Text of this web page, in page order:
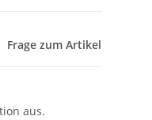
Frage zum Artikel
aus.